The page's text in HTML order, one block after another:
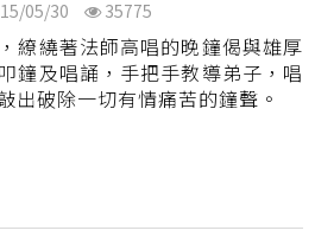
05/30 35775
繚繞著法師高唱的晚鐘偈與雄厚
鐘及唱誦，手把手教導弟子，唱
出破除一切有情痛苦的鐘聲。